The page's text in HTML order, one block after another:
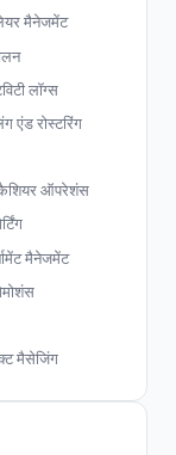
मैनेजमेंट
लॉग्स
एंड रोस्टरिंग
ऑपरेशंस
मैनेजमेंट
मैसेजिंग